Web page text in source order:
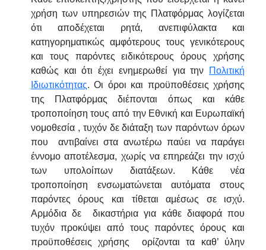
χρήση των υπηρεσιών της Πλατφόρμας λογίζεται
ότι αποδέχεται ρητά, ανεπιφύλακτα και
κατηγορηματικώς αμφότερους τους γενικότερους
και τους παρόντες ειδικότερους όρους χρήσης
καθώς και ότι έχει ενημερωθεί για την
Πολιτική
Ιδιωτικότητας. Οι όροι και προϋποθέσεις χρήσης
της Πλατφόρμας διέπονται όπως και κάθε
τροποποίηση τους από την Εθνική και Ευρωπαϊκή
νομοθεσία , τυχόν δε διάταξη των παρόντων όρων
που αντιβαίνει στα ανωτέρω παύει να παράγει
έννομο αποτέλεσμα, χωρίς να επηρεάζει την ισχύ
των υπολοίπων διατάξεων. Κάθε νέα
τροποποίηση ενσωματώνεται αυτόματα στους
παρόντες όρους και τίθεται αμέσως σε ισχύ.
Αρμόδια δε δικαστήρια για κάθε διαφορά που
τυχόν προκύψει από τους παρόντες όρους και
προϋποθέσεις χρήσης ορίζονται τα καθ’ ύλην